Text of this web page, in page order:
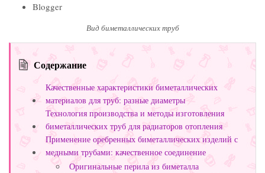
Blogger
Вид биметаллических труб
Содержание
Качественные характеристики биметаллических
материалов для труб: разные диаметры
Технология производства и методы изготовления
биметаллических труб для радиаторов отопления
Применение оребренных биметаллических изделий с
медными трубами: качественное соединение
Оригинальные перила из биметалла